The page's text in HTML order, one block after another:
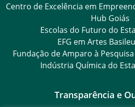
Centro de Excelência em
Hub Goiás
Escolas do Futuro do
EFG em Artes
Fundação de Amparo à
Indústria Química do
Transparência e